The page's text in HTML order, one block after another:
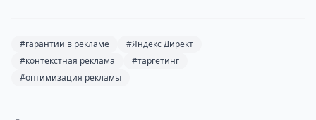
#гарантии в рекламе
#Яндекс Директ
#контекстная реклама
#таргетинг
#оптимизация рекламы